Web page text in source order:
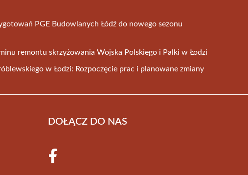
PGE Budowlanych Łódź do nowego sezonu
remontu skrzyżowania Wojska Polskiego i Palki w Łodzi
w Łodzi: Rozpoczęcie prac i planowane zmiany
DOŁĄCZ DO NAS